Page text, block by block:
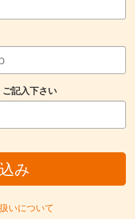
記入下さい
み
いについて